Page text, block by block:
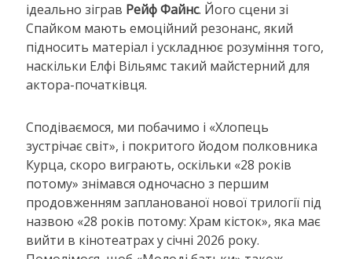
ідеально зіграв Рейф Файнс. Його сцени зі
Спайком мають емоційний резонанс, який
підносить матеріал і ускладнює розуміння того,
наскільки Елфі Вільямс такий майстерний для
актора-початківця.
Сподіваємося, ми побачимо і «Хлопець
зустрічає світ», і покритого йодом полковника
Курца, скоро виграють, оскільки «28 років
потому» знімався одночасно з першим
продовженням запланованої нової трилогії під
назвою «28 років потому: Храм кісток», яка має
вийти в кінотеатрах у січні 2026 року.